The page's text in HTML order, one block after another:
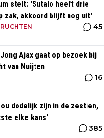
stelt: 'Sutalo heeft drie
zak, akkoord blijft nog uit'
45
Jong Ajax gaat op bezoek bij
van Nuijten
16
dodelijk zijn in de zestien,
elke kans'
385